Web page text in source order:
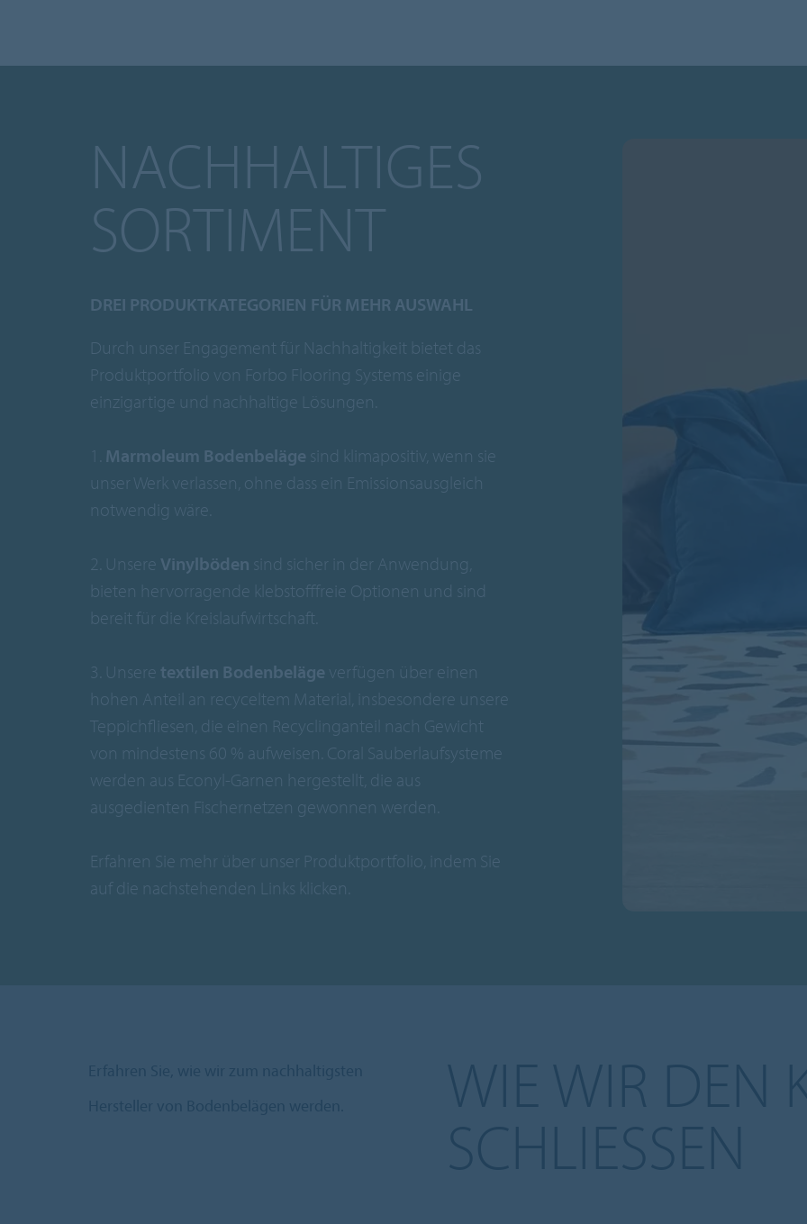
NACHHALTIGES
SORTIMENT
DREI PRODUKTKATEGORIEN FÜR MEHR AUSWAHL
Durch unser Engagement für Nachhaltigkeit bietet das
Produktportfolio von Forbo Flooring Systems einige
einzigartige und nachhaltige Lösungen.
Marmoleum Bodenbeläge sind klimapositiv, wenn sie
unser Werk verlassen, ohne dass ein Emissionsausgleich
notwendig wäre.
2. Unsere Vinylböden sind sicher in der Anwendung,
bieten hervorragende klebstofffreie Optionen und sind
bereit für die Kreislaufwirtschaft.
3. Unsere textilen Bodenbeläge verfügen über einen
hohen Anteil an recyceltem Material, insbesondere unsere
Teppichfliesen, die einen Recyclinganteil nach Gewicht
von mindestens 60 % aufweisen. Coral Sauberlaufsysteme
werden aus Econyl-Garnen hergestellt, die aus
ausgedienten Fischernetzen gewonnen werden.
Erfahren Sie mehr über unser Produktportfolio, indem Sie
auf die nachstehenden Links klicken.